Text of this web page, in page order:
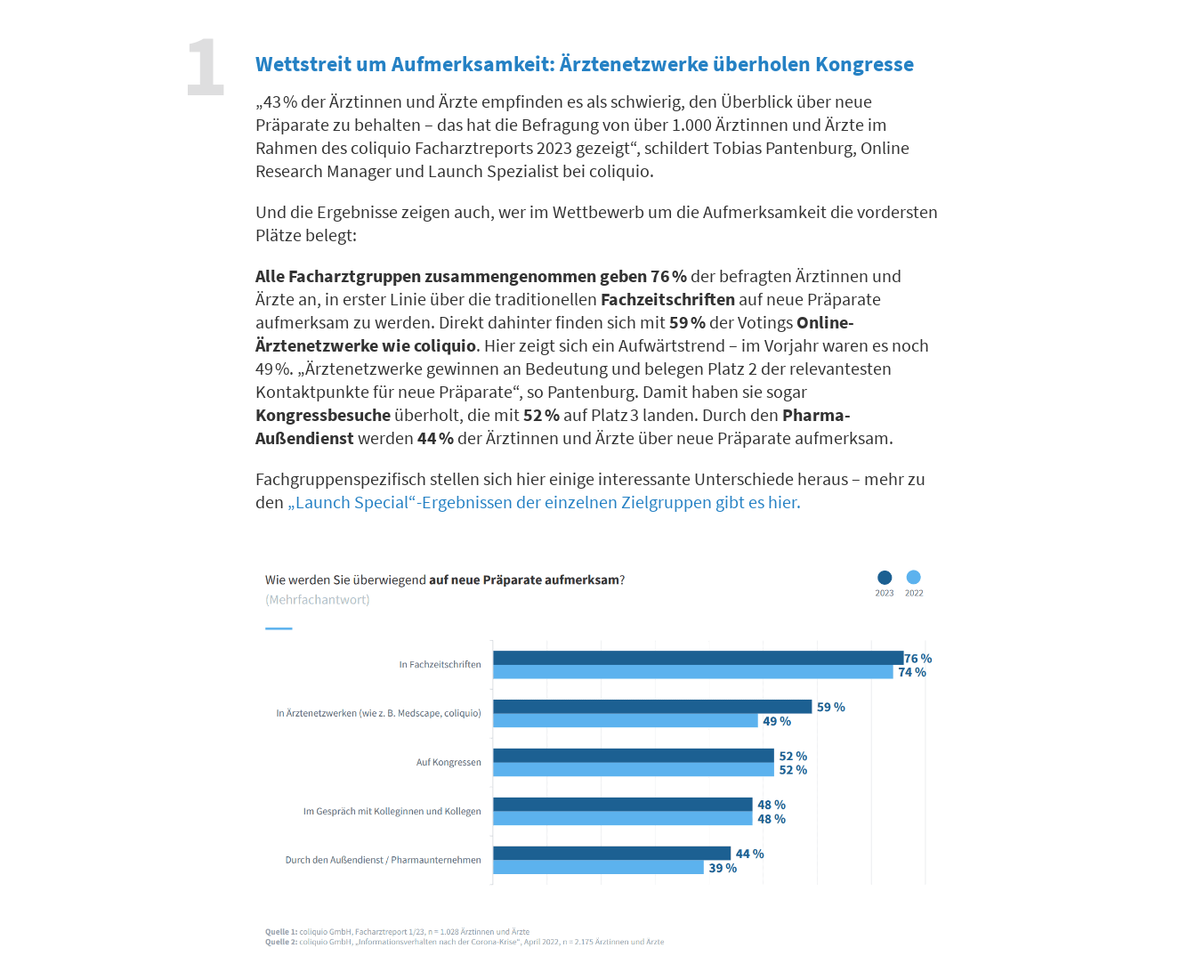
1 Wettstreit um Aufmerksamkeit: Ärztenetzwerke überholen Kongresse
„43% der Ärztinnen und Ärzte empfinden es alsschwierig, den Überblick über neue
Präparate zu behalten – das hat die Befragung von über 1.000 Ärztinnen und Ärzte im
Rahmen des coliquio Facharztreports 2023 gezeigt“, schildertTobias Pantenburg, Online
Research Manager und Launch Spezialist bei coliquio.
Und die Ergebnisse zeigen auch, wer im Wettbewerb um die Aufmerksamkeit die vordersten
Plätze belegt:
Alle Facharztgruppen zusammengenommen geben 76 % der befragten Ärztinnen und
Ärzte an, in erster Linie über die traditionellen Fachzeitschriften auf neue Präparate
aufmerksam zu werden. Direkt dahinter finden sich mit59 % der Votings Online-
Ärztenetzwerke wie coliquio. Hier zeigt sich ein Aufwärtstrend – im Vorjahr waren es noch
49 %. „Ärztenetzwerke gewinnen an Bedeutung und belegen Platz 2 der relevantesten
Kontaktpunkte für neue Präparate“, so Pantenburg. Damit haben sie sogar
Kongressbesuche überholt, die mit52 % auf Platz 3 landen. Durch den Pharma-
Außendienstwerden 44 % der Ärztinnen und Ärzte über neue Präparate aufmerksam.
Fachgruppenspezifisch stellen sich hier einige interessante Unterschiede heraus– mehr zu
den „Launch Special“-Ergebnissen der einzelnen Zielgruppen gibt es hier.